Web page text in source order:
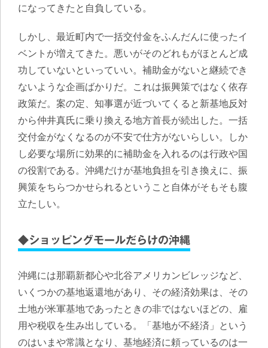
になってきたと自負している。
しかし、 最近町内で一括交付金をふんだんに使ったイ
ベントが増えてきた。悪いがそのどれもがほとんど成
功していないといっていい。補助金がないと継続でき
ないような企画ばかりだ。
これは振興策ではなく依存
政策だ。案の定、知事選が近づいてくると新基地反対
から仲井真氏に乗り換える地方首長が続出した。一括
交付金がなくなるのが不安で仕方がないらしい。しか
し必要な場所に効果的に補助金を入れるのは行政や国
の役割である。沖縄だけが基地負担を引き換えに、振
興策をちらつかせられるということ自体がそもそも腹
立たしい。
◆ショッピングモールだらけの沖縄
沖縄には那覇新都心や北谷アメリカンビレッジなど、
いくつかの基地返還地があり、その経済効果は、その
土地が米軍基地であったときの非ではないほどの、雇
用や税収を生み出している。
「基地が不経済」という
のはいまや常識となり、基地経済に頼っているのは一